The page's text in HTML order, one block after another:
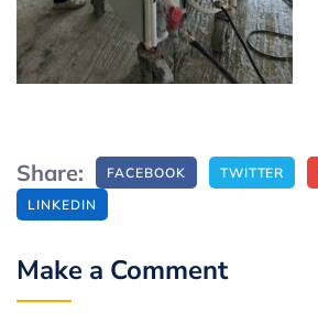
Share: FACEBOOK TWITTER
LINKEDIN
Make a Comment